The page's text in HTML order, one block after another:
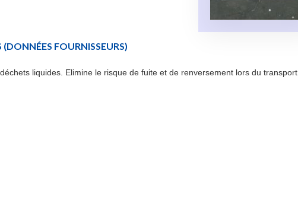
(DONNÉES FOURNISSEURS)
liquides. Elimine le risque de fuite et de renversement lors du transport.